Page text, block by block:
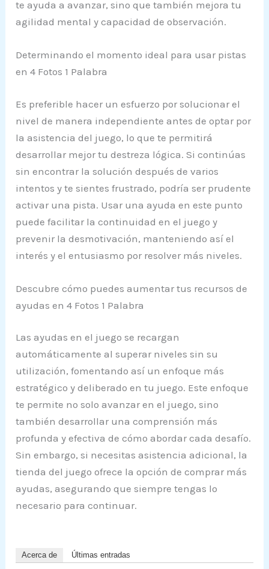
te ayuda a avanzar, sino que también mejora tu
agilidad mental y capacidad de observación.
Determinando el momento ideal para usar pistas
en 4 Fotos 1 Palabra
Es preferible hacer un esfuerzo por solucionar el
nivel de manera independiente antes de optar por
la asistencia del juego, lo que te permitirá
desarrollar mejor tu destreza lógica. Si continúas
sin encontrar la solución después de varios
intentos y te sientes frustrado, podría ser prudente
activar una pista. Usar una ayuda en este punto
puede facilitar la continuidad en el juego y
prevenir la desmotivación, manteniendo así el
interés y el entusiasmo por resolver más niveles.
Descubre cómo puedes aumentar tus recursos de
ayudas en 4 Fotos 1 Palabra
Las ayudas en el juego se recargan
automáticamente al superar niveles sin su
utilización, fomentando así un enfoque más
estratégico y deliberado en tu juego. Este enfoque
te permite no solo avanzar en el juego, sino
también desarrollar una comprensión más
profunda y efectiva de cómo abordar cada desafío.
Sin embargo, si necesitas asistencia adicional, la
tienda del juego ofrece la opción de comprar más
ayudas, asegurando que siempre tengas lo
necesario para continuar.
Acerca de Últimas entradas